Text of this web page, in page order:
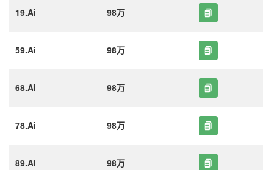
19.Ai 98万
59.Ai 98万
68.Ai 98万
78.Ai 98万
89.Ai 98万